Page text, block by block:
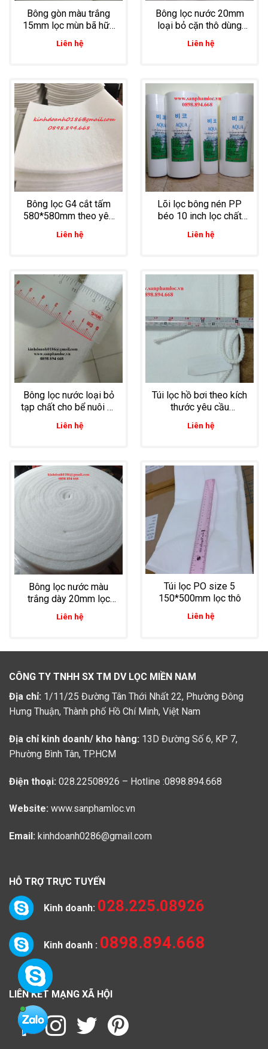
Bông gòn màu trắng
15mm lọc mùn bã hữu
cơ, lọc bùn đáy vuông
nuôi tôm sú, tôm thẻ
Liên hệ
Bông lọc nước 20mm
loại bỏ cặn thô dùng
cho cả ao nuôi tôm và
lọc nước sinh hoạt
Liên hệ
Bông lọc G4 cắt tấm
580*580mm theo yêu
cầu dùng lọc thô nước
đầu nguồn
Liên hệ
Lõi lọc bông nén PP
béo 10 inch lọc chất
lỏng lưu lượng lớn
trong nông nghiệp và
Liên hệ
Bông lọc nước loại bỏ
tạp chất cho bể nuôi cá
giống tiêu chuẩn G4
dày 20mm
Liên hệ
Túi lọc hồ bơi theo kích
thước yêu cầu
33*35cm
Liên hệ
Bông lọc nước màu
trắng dày 20mm lọc
nước đầu vào và nước
thải đầu ra cho ao nuôi
Liên hệ
Túi lọc PO size 5
150*500mm lọc thô
Liên hệ
CÔNG TY TNHH SX TM DV LỌC MIỀN NAM
Địa chỉ: 1/11/25 Đường Tân Thới Nhất 22, Phường Đông
Hưng Thuận, Thành phố Hồ Chí Minh, Việt Nam
Địa chỉ kinh doanh/ kho hàng: 13D Đường Số 6, KP 7,
Phường Bình Tân, TP.HCM
Điện thoại: 028.22508926 – Hotline :0898.894.668
Website: www.sanphamloc.vn
Email: kinhdoanh0286@gmail.com
HỖ TRỢ TRỰC TUYẾN
Kinh doanh: 028.225.08926
Kinh doanh : 0898.894.668
LIÊN KẾT MẠNG XÃ HỘI